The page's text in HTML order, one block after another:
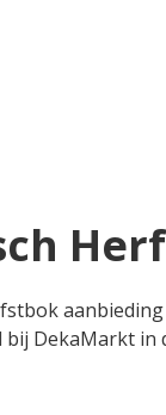
bij DekaMarkt